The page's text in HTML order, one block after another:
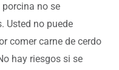
no se
Usted no puede
comer carne de cerdo
hay riesgos si se